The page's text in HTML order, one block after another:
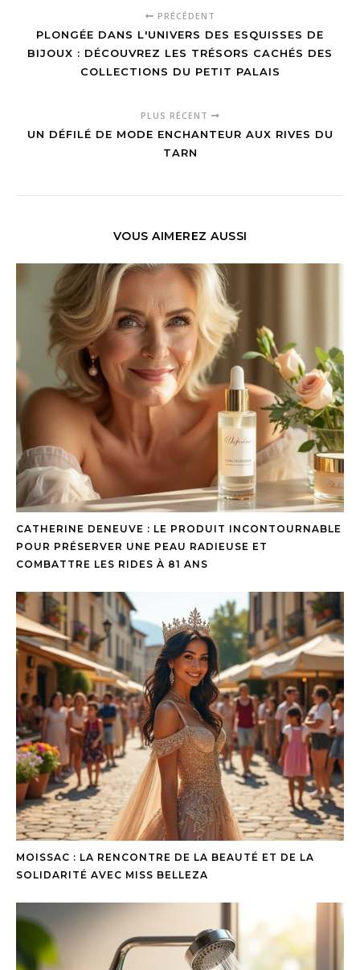
PRÉCÉDENT
PLONGÉE DANS L'UNIVERS DES ESQUISSES DE
BIJOUX : DÉCOUVREZ LES TRÉSORS CACHÉS DES
COLLECTIONS DU PETIT PALAIS
PLUS RÉCENT
UN DÉFILÉ DE MODE ENCHANTEUR AUX RIVES DU
TARN
VOUS AIMEREZ AUSSI
CATHERINE DENEUVE : LE PRODUIT INCONTOURNABLE
POUR PRÉSERVER UNE PEAU RADIEUSE ET
COMBATTRE LES RIDES À 81 ANS
MOISSAC : LA RENCONTRE DE LA BEAUTÉ ET DE LA
SOLIDARITÉ AVEC MISS BELLEZA